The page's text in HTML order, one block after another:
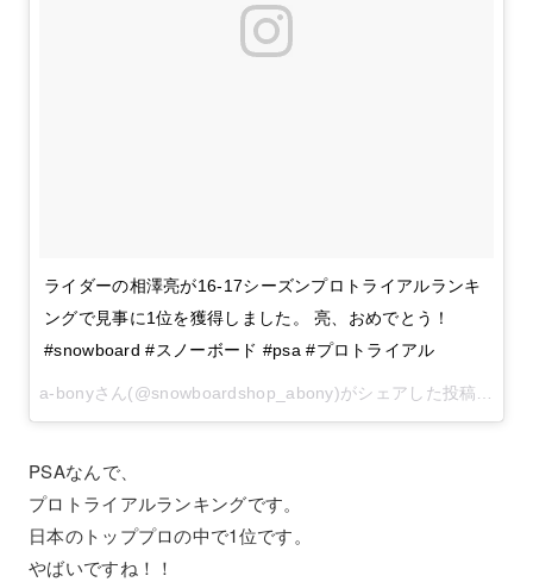
ライダーの相澤亮が16-17シーズンプロトライアルランキ
ングで見事に1位を獲得しました。 亮、おめでとう！
#snowboard #スノーボード #psa #プロトライアル
PSAなんで、
プロトライアルランキングです。
日本のトッププロの中で1位です。
やばいですね！！